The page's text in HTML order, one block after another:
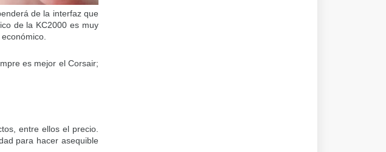
de la interfaz que
de la KC2000 es muy
es mejor el Corsair;
entre ellos el precio.
para hacer asequible